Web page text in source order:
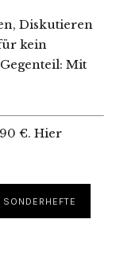
Diskutieren
kein
Mit
€. Hier
SONDERHEFTE